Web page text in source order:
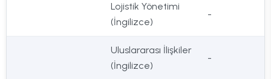
Lojistik Yönetimi
(İngilizce)
-
Uluslararası İlişkiler
(İngilizce)
-